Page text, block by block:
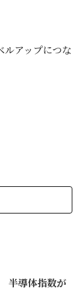
アップにつな
半導体指数が